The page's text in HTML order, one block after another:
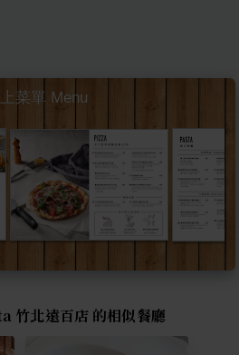
菜單 Menu
北遠百店 的相似餐廳